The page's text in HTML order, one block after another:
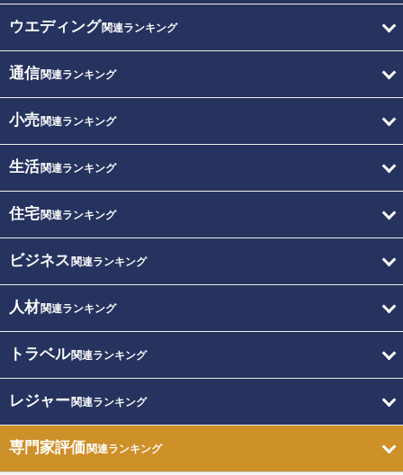
ウエディング関連ランキング
通信関連ランキング
小売関連ランキング
生活関連ランキング
住宅関連ランキング
ビジネス 関連ランキング
人材関連ランキング
トラベル関連ランキング
レジャー関連ランキング
専門家評価関連ランキング